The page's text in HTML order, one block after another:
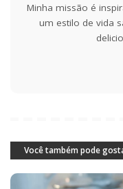
Minha missão é
um estilo de vida
Você também pode